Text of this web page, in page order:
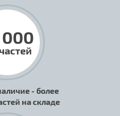
000
- более
на складе